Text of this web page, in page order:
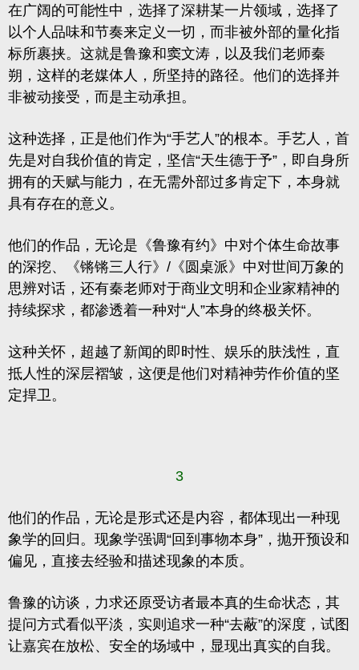
在广阔的可能性中，选择了深耕某一片领域，选择了
以个人品味和节奏来定义一切，而非被外部的量化指
标所裹挟。这就是鲁豫和窦文涛，以及我们老师秦
朔，这样的老媒体人，所坚持的路径。他们的选择并
非被动接受，而是主动承担。
这种选择，正是他们作为“手艺人”的根本。手艺人，首
先是对自我价值的肯定，坚信“天生德于予”，即自身所
拥有的天赋与能力，在无需外部过多肯定下，本身就
具有存在的意义。
他们的作品，无论是《鲁豫有约》中对个体生命故事
的深挖、《锵锵三人行》/《 圆桌派》中对世间万象的
思辨对话，还有秦老师对于商业文明和企业家精神的
持续探求，都渗透着一种对“人”本身的终极关怀。
这种关怀，超越了新闻的即时性、娱乐的肤浅性，直
抵人性的深层褶皱，这便是他们对精神劳作价值的坚
定捍卫。
3
他们的作品，无论是形式还是内容，都体现出一种现
象学的回归。 现象学强调“回到事物本身”，抛开预设和
偏见，直接去经验和描述现象的本质。
鲁豫的访谈，力求还原受访者最本真的生命状态，其
提问方式看似平淡，实则追求一种“去蔽”的深度，试图
让嘉宾在放松、安全的场域中，显现出真实的自我。